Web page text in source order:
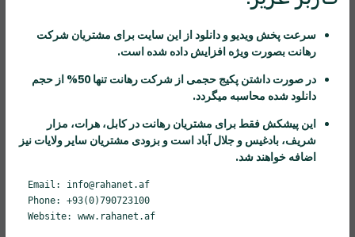
ذخیره سازی فایل اکسل 3 دقیقه
آشنایی با Auto Fill
کنترل نمای دید 5 دقیقه
21 دقیقه
8 دقیقه
سرعت پخش ویدیو و دانلود از این سایت برای مشتریان شرکت
رهانت بصورت ویژه افزایش داده شده است.
در صورت داشتن پکیج حجمی از شرکت رهانت
تنها 50% از حجم
دانلود شده محاسبه میگردد.
این پیشکش فقط برای مشتریان رهانت در کابل، هرات، مزار
شریف، بادغیس و جلال آباد است و بزودی مشتریان سایر ولایات نیز
اضافه خواهند شد.
Email: info@rahanet.af
Phone: +93(0)790723100
Website: www.rahanet.af